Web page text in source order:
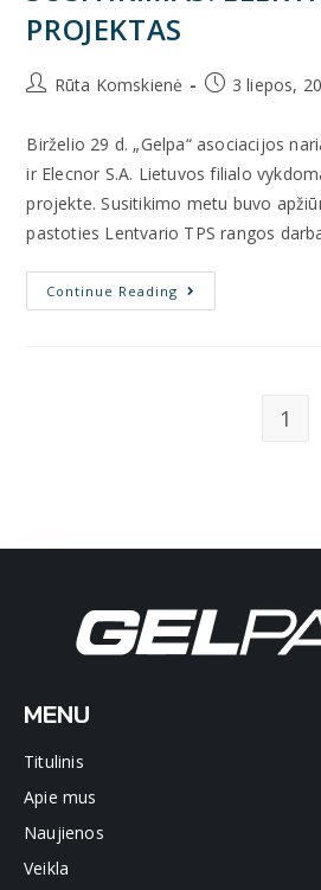
PROJEKTAS
Rūta Komskienė 3 liepos,
Birželio 29 d. „Gelpa“ asociacijos
ir Elecnor S.A. Lietuvos filialo
projekte. Susitikimo metu buvo
pastoties Lentvario TPS rangos
Continue Reading
1
MENU
Titulinis
Apie mus
Naujienos
Veikla